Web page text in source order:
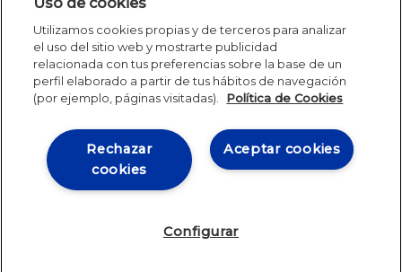
Utilizamos cookies propias y de terceros para analizar
el uso del sitio web y mostrarte publicidad
relacionada con tus preferencias sobre la base de un
perfil elaborado a partir de tus hábitos de navegación
(por ejemplo, páginas visitadas).
Política de Cookies
Aceptar cookies
Rechazar
cookies
Configurar